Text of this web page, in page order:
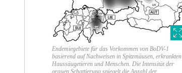
Endemiegebiete für das Vorkommen von BoDV-1
basierend auf Nachweisen in Spitzmäusen, erkrankten
Haussäugetieren und Menschen. Die Intensität der
grauen Schattierung spiegelt die Anzahl der